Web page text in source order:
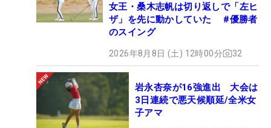
女王・桑木志帆は切り返しで「左ヒ
ザ」を先に動かしていた #優勝者
のスイング
2026年8月8日 (土) 12時00分 32
岩永杏奈が16強進出 大会は
3日連続で悪天候順延/全米女
子アマ